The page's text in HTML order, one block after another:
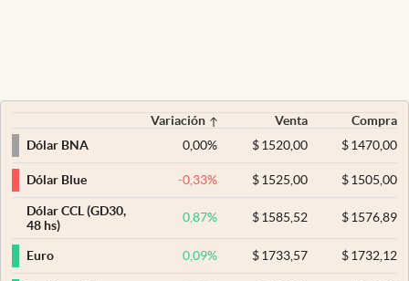
Variación Venta
Compra
Dólar BNA
0,00% $ 1520,00 $1470,00
Dólar Blue -0,33% $ 1525,00 $1505,00
Dólar CCL (GD30,
48 hs)
0,87% $ 1585,52 $1576,89
Euro 0,09% $ 1733,57 $1732,12